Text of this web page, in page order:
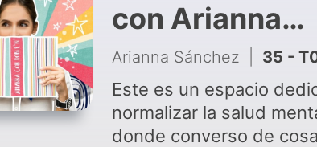
con Arianna
Sánchez
Arianna Sánchez 35 - T02 E07 - Qué esperar en una 1ra consulta
Este es un espacio
normalizar la salud
donde converso de